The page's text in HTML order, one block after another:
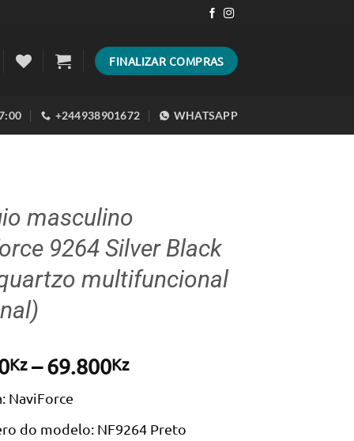
FINALIZAR COMPRAS
+244938901672 WHATSAPP
masculino
9264 Silver Black
multifuncional
Kz – 69.800KzPrice
through
NaviForce
do modelo: NF9264 Preto